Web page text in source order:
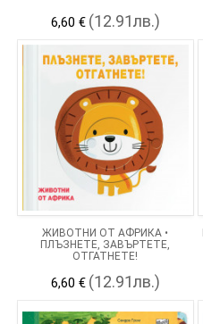
6,60 € (12.91лв.)
ЖИВОТНИ ОТ АФРИКА •
ПЛЪЗНЕТЕ, ЗАВЪРТЕТЕ,
ОТГАТНЕТЕ!
6,60 € (12.91лв.)